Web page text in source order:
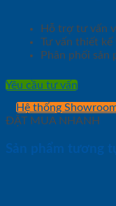
Hỗ trợ tư vấn
Tư vấn thiết kế
Phân phối sản
Yêu cầu tư vấn
Hệ thống
ĐẶT MUA NHANH
Sản phẩm tương